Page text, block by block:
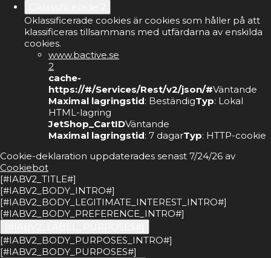
Oklassificerade cookies är cookies som håller på att
klassificeras tillsammans med utfärdarna av enskilda
cookies.
www.bactive.se
2
cache-
https://#/Services/Rest/v2/json/#Väntande
Maximal lagringstid: BeständigTyp: Lokal
HTML-lagring
JetShop_CartIDVäntande
Maximal lagringstid: 7 dagarTyp: HTTP-cookie
Cookie-deklaration uppdaterades senast 7/24/26 av
Cookiebot
[#IABV2_TITLE#]
[#IABV2_BODY_INTRO#]
[#IABV2_BODY_LEGITIMATE_INTEREST_INTRO#]
[#IABV2_BODY_PREFERENCE_INTRO#]
[#IABV2_BODY_PURPOSES_INTRO#]
[#IABV2_BODY_PURPOSES#]